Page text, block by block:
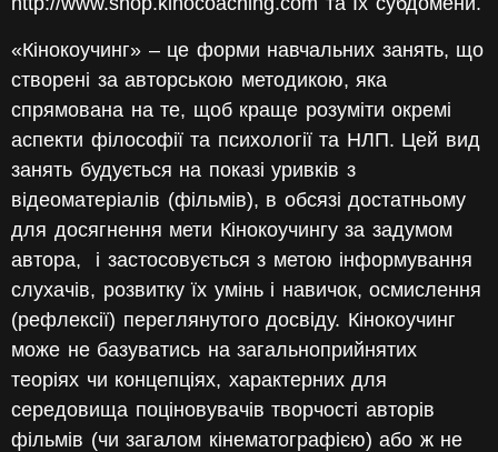
«Кінокоучинг» – це форми навчальних занять, що
створені за авторською методикою, яка
спрямована на те, щоб краще розуміти окремі
аспекти філософії та психології та НЛП. Цей вид
занять будується на показі уривків з
відеоматеріалів (фільмів), в обсязі достатньому
для досягнення мети Кінокоучингу за задумом
автора,
і застосовується з метою інформування
слухачів, розвитку їх умінь і навичок, осмислення
(рефлексії) переглянутого досвіду. Кінокоучинг
може не базуватись на загальноприйнятих
теоріях чи концепціях, характерних для
середовища поціновувачів творчості авторів
фільмів (чи загалом кінематографією) або ж не